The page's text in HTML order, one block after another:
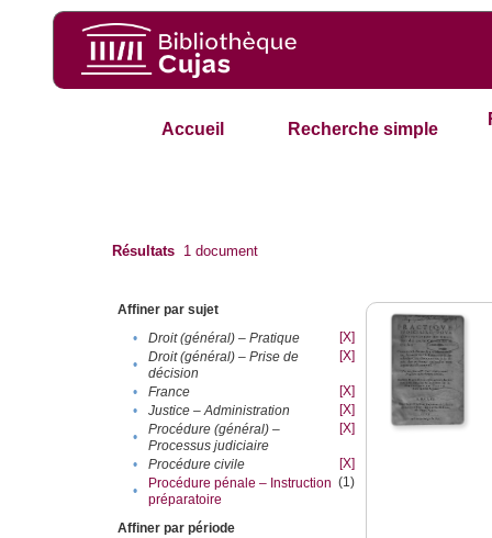
Accueil Recherche simple
Résultats 1 document
Affiner par sujet
•
Droit (général) – Pratique
[X]
•
Droit (général) – Prise de
décision
[X]
• France
[X]
•
Justice – Administration
[X]
•
Procédure (général) –
Processus judiciaire
[X]
• Procédure civile
[X]
•
Procédure pénale – Instruction
préparatoire
(1)
Affiner par période